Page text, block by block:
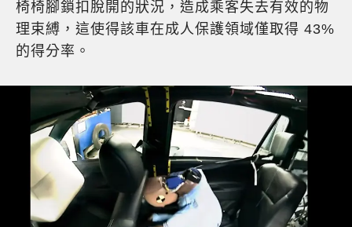
椅椅腳鎖扣脫開的狀況，造成乘客失去有效的物
理束縛，這使得該車在成人保護領域僅取得 43%
的得分率。